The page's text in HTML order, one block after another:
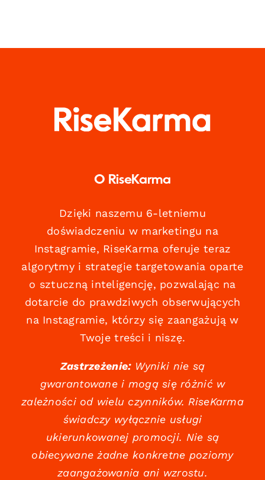
O RiseKarma
Dzięki naszemu 6-letniemu
doświadczeniu w marketingu na
Instagramie, RiseKarma oferuje teraz
algorytmy i strategie targetowania oparte
o sztuczną inteligencję, pozwalając na
dotarcie do prawdziwych obserwujących
na Instagramie, którzy się zaangażują w
Twoje treści i niszę.
Zastrzeżenie:Wyniki nie są
gwarantowane i mogą się różnić w
zależności od wielu czynników. RiseKarma
świadczy wyłącznie usługi
ukierunkowanej promocji. Nie są
obiecywane żadne konkretne poziomy
zaangażowania ani wzrostu.